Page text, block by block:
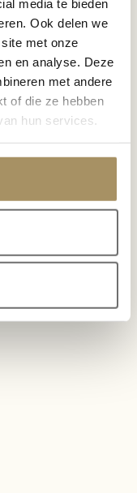
media te bieden
Ook delen we
met onze
en analyse. Deze
met andere
of die ze hebben
hun services.